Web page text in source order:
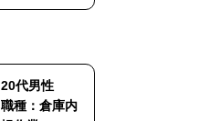
20代男性
職種：倉庫内